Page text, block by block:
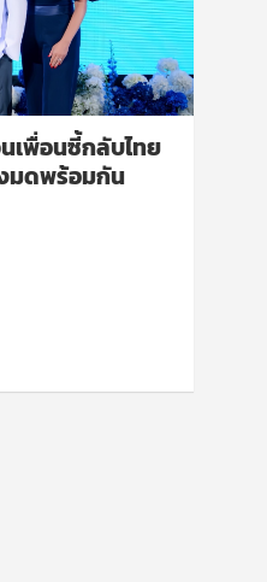
เพื่อนซี้กลับไทย
มดพร้อมกัน